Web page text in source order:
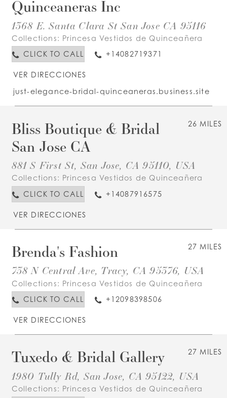
Quinceaneras Inc
1368 E. Santa Clara St San Jose CA 95116
Collections: Princesa Vestidos de Quinceañera
CLICK TO CALL
+14082719371
VER DIRECCIONES
just-elegance-bridal-quinceaneras.business.site
26 MILES
Bliss Boutique & Bridal
San Jose CA
881 S First St, San Jose, CA 95110, USA
Collections: Princesa Vestidos de Quinceañera
CLICK TO CALL
+14087916575
VER DIRECCIONES
27 MILES
Brenda's Fashion
738 N Central Ave, Tracy, CA 95376, USA
Collections: Princesa Vestidos de Quinceañera
CLICK TO CALL
+12098398506
VER DIRECCIONES
27 MILES
Tuxedo & Bridal Gallery
1980 Tully Rd, San Jose, CA 95122, USA
Collections: Princesa Vestidos de Quinceañera